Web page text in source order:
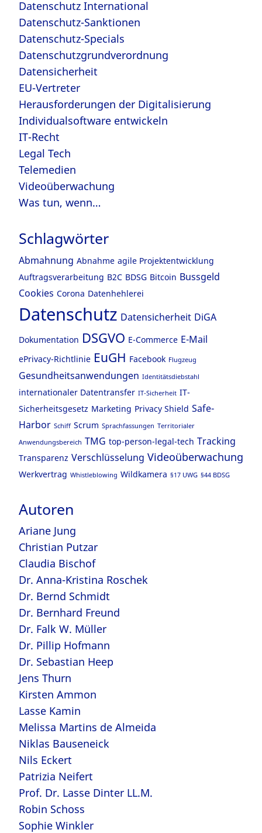
Datenschutz International
Datenschutz-Sanktionen
Datenschutz-Specials
Datenschutzgrundverordnung
Datensicherheit
EU-Vertreter
Herausforderungen der Digitalisierung
Individualsoftware entwickeln
IT-Recht
Legal Tech
Telemedien
Videoüberwachung
Was tun, wenn…
Schlagwörter
Abmahnung Abnahme agile Projektentwicklung
Auftragsverarbeitung B2C BDSG Bitcoin Bussgeld
Cookies Corona Datenhehlerei
Datenschutz Datensicherheit DiGA
Dokumentation DSGVO E-Commerce E-Mail
ePrivacy-Richtlinie EuGH Facebook Flugzeug
Gesundheitsanwendungen Identitätsdiebstahl
internationaler Datentransfer IT-Sicherheit IT-
Sicherheitsgesetz Marketing Privacy Shield Safe-
Harbor Schiff Scrum Sprachfassungen Territorialer
Anwendungsbereich TMG top-person-legal-tech Tracking
Transparenz Verschlüsselung Videoüberwachung
Werkvertrag Whistleblowing Wildkamera §17 UWG §44 BDSG
Autoren
Ariane Jung
Christian Putzar
Claudia Bischof
Dr. Anna-Kristina Roschek
Dr. Bernd Schmidt
Dr. Bernhard Freund
Dr. Falk W. Müller
Dr. Pillip Hofmann
Dr. Sebastian Heep
Jens Thurn
Kirsten Ammon
Lasse Kamin
Melissa Martins de Almeida
Niklas Bauseneick
Nils Eckert
Patrizia Neifert
Prof. Dr. Lasse Dinter LL.M.
Robin Schoss
Sophie Winkler